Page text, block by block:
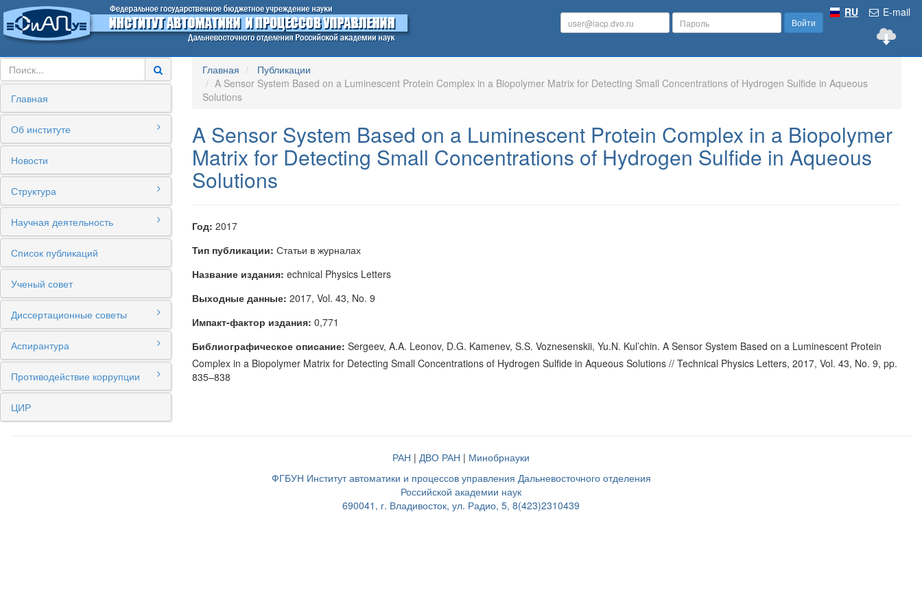
E-mail
RU
Войти
Главная
Об институте
Новости
Структура
Научная деятельность
Список публикаций
Ученый совет
Диссертационные советы
Аспирантура
Противодействие коррупции
ЦИР
Главная
Публикации
A Sensor System Based on a Luminescent Protein Complex in a Biopolymer Matrix for Detecting Small Concentrations of Hydrogen Sulfide in Aqueous
Solutions
A Sensor System Based on a Luminescent Protein Complex in a Biopolymer
Matrix for Detecting Small Concentrations of Hydrogen Sulfide in Aqueous
Solutions
Год: 2017
Тип публикации: Статьи в журналах
Название издания: echnical Physics Letters
Выходные данные: 2017, Vol. 43, No. 9
Импакт-фактор издания: 0,771
Библиографическое описание: Sergeev, A.A. Leonov, D.G. Kamenev, S.S. Voznesenskii, Yu.N. Kul’chin. A Sensor System Based on a Luminescent Protein
Complex in a Biopolymer Matrix for Detecting Small Concentrations of Hydrogen Sulfide in Aqueous Solutions // Technical Physics Letters, 2017, Vol. 43, No. 9, pp.
835–838
РАН | ДВО РАН | Минобрнауки
ФГБУН Институт автоматики и процессов управления Дальневосточного отделения
Российской академии наук
690041, г. Владивосток, ул. Радио, 5, 8(423)2310439